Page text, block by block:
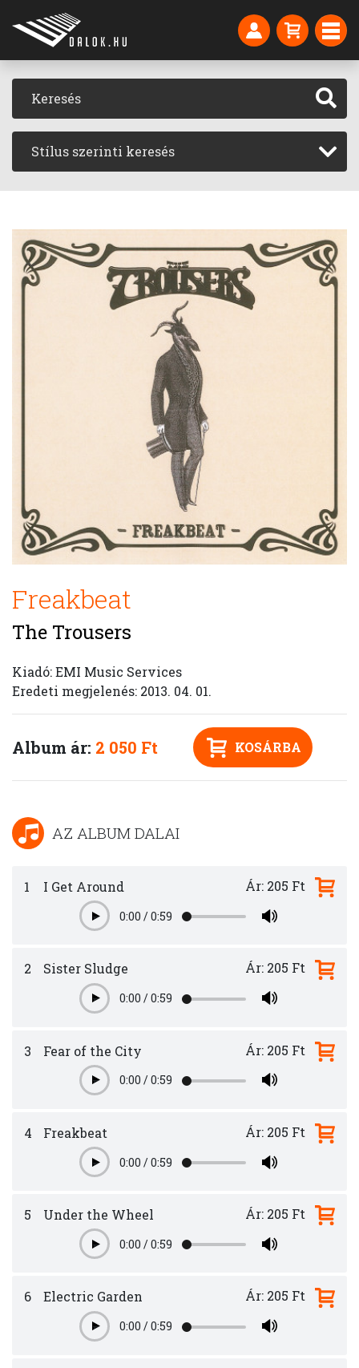
Stílus szerinti keresés
Freakbeat
The Trousers
Kiadó: EMI Music Services
Eredeti megjelenés: 2013. 04. 01.
Album ár: 2 050 Ft KOSÁRBA
AZ ALBUM DALAI
1 I Get Around
Play0:00 /0:59
Ár: 205 Ft
2 Sister Sludge
Play0:00 /0:59
Ár: 205 Ft
3 Fear of the City
Play0:00 /0:59
Ár: 205 Ft
4 Freakbeat
Play0:00 /0:59
Ár: 205 Ft
5 Under the Wheel
Play0:00 /0:59
Ár: 205 Ft
6 Electric Garden
Play0:00 /0:59
Ár: 205 Ft